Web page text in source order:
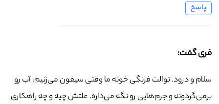
پاسخ
فری گفت:
سلام و درود. توالت فرنگی خونه ما وقتی سیفون می‌زنیم، آب رو
برمی‌گردونه و جرم‌هایی رو نگه می‌داره. علتش چیه و چه راهکاری